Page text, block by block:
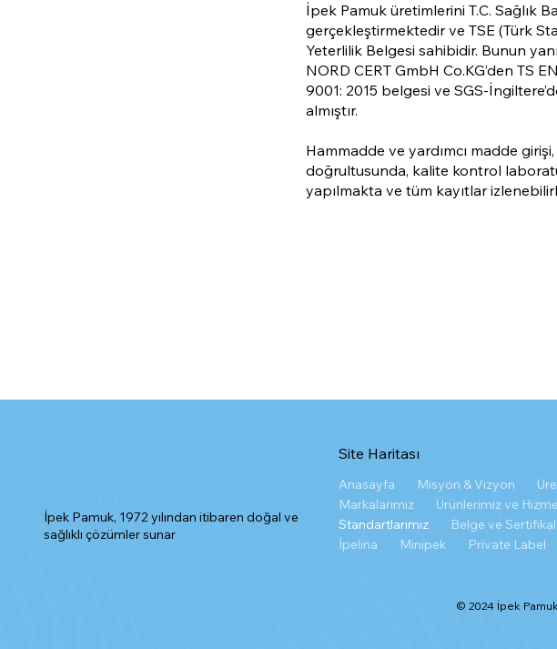
İpek Pamuk üretimlerini T.C. Sağlık
gerçekleştirmektedir ve TSE (Türk
Yeterlilik Belgesi sahibidir. Bunun
NORD CERT GmbH Co.KG’den TS
9001: 2015 belgesi ve SGS-
almıştır.
Hammadde ve yardımcı madde
doğrultusunda, kalite kontrol
yapılmakta ve tüm kayıtlar
© 2024 İpek
İpek Pamuk, 1972 yılından itibaren doğal ve
sağlıklı çözümler sunar
Site Haritası
Anasayfa Misyon & Vizyon
Markalarımız
Ürünlerimiz ve
Standartlarımız
Belge ve
İpelina
Minipek Private Label